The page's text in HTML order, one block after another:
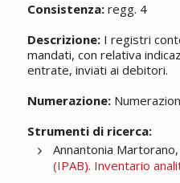
Consistenza:regg. 4
Descrizione:I registri
mandati, con relativa
entrate, inviati ai debitori.
Numerazione:
Strumenti di ricerca:
Annantonia Martorano,
(IPAB). Inventario